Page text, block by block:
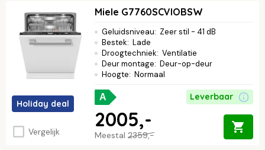
Holiday deal
Vergelijk
Miele G7760SCVIOBSW
Geluidsniveau: Zeer stil - 41 dB
Bestek: Lade
Droogtechniek: Ventilatie
Deur montage: Deur-op-deur
Hoogte: Normaal
A Leverbaar
Meestal 2359,-
2005,-